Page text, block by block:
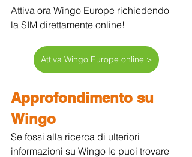
Attiva ora Wingo Europe richiedendo
la SIM direttamente online!
Attiva Wingo Europe online >
Approfondimento su
Wingo
Se fossi alla ricerca di ulteriori
informazioni su Wingo le puoi trovare